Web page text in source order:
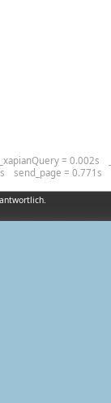
_xapianQuery = 0.002s
send_page = 0.771s